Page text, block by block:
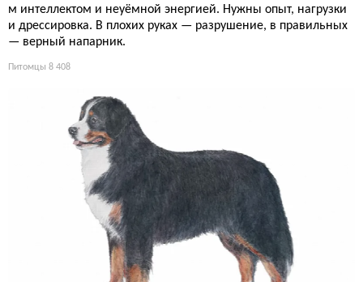
м интеллектом и неуёмной энергией. Нужны опыт, нагрузки
и дрессировка. В плохих руках — разрушение, в правильных
— верный напарник.
Питомцы 8 408